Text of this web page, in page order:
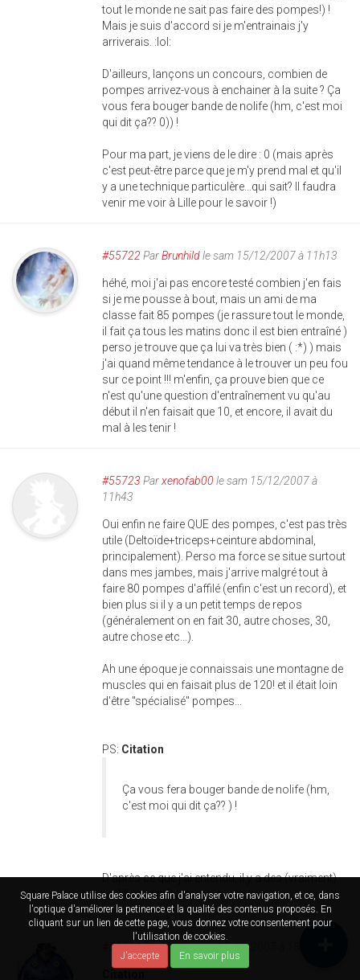
Square Palace utilise des cookies afin d'analyser votre navigation, et ce, dans
l'optique d'améliorer la petinence et la qualité des contenus proposés. En
cliquant sur un lien de cette page, vous donnez votre consentement pour
l'utilisation de cookies.
J'accepte
En savoir plus
tout le monde ne sait pas faire des pompes!) !
Mais je suis d'accord si je m'entrainais j'y
arriverais. :lol:
D'ailleurs, lançons un concours, combien de
pompes arrivez-vous à enchainer à la suite ? Ça
vous fera bouger bande de nolife (hm, c'est moi
qui dit ça?? 0)) !
Pour ma part, je viens de le dire : 0 (mais après
c'est peut-être parce que je m'y prend mal et qu'il
y a une technique particulère...qui sait? Il faudra
venir me voir à Lille pour le savoir !)
#55722 ParBrunhildle sam 15/12/2007 à 11h13
héhé, moi j'ai pas encore testé combien j'en fais
si je me pousse à bout, mais un ami de ma
classe fait 85 pompes (je rassure tout le monde,
il fait ça tous les matins donc il est bien entraîné )
perso je trouve que ça lui va très bien ( :*) ) mais
j'ai quand même tendance à le trouver un peu fou
sur ce point !!! m'enfin, ça prouve bien que ce
n'est qu'une question d'entraînement vu qu'au
début il n'en faisait que 10, et encore, il avait du
mal à les tenir !
#55723 Parxenofab00 le sam 15/12/2007 à
11h43
Oui enfin ne faire QUE des pompes, c'est pas très
utile (Deltoïde+triceps+ceinture abdominal,
principalement). Perso ma force se situe surtout
dans mes jambes, mais j'arrive malgré tout à
faire 80 pompes d'affilé (enfin c'est un record), et
bien plus si il y a un petit temps de repos
(généralement on en fait 30, autre choses, 30,
autre chose etc...).
Ah une époque je connaissais une montagne de
muscles qui en faisait plus de 120! et il était loin
d'être "spécialisé" pompes...
PS: Citation
Ça vous fera bouger bande de nolife (hm,
c'est moi qui dit ça?? ) !
D'après ce que j'ai entendu, il y a des (vraiment)
no-life sportifs, et oui : o.
#55724ParNuule sam 15/12/2007 à 15h55